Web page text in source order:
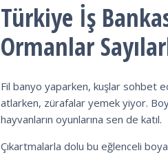
Türkiye İş
Ormanlar
Fil banyo yaparken, kuşlar sohbet
atlarken, zürafalar yemek yiyor.
hayvanların oyunlarına sen de katıl.
Çıkartmalarla dolu bu eğlenceli